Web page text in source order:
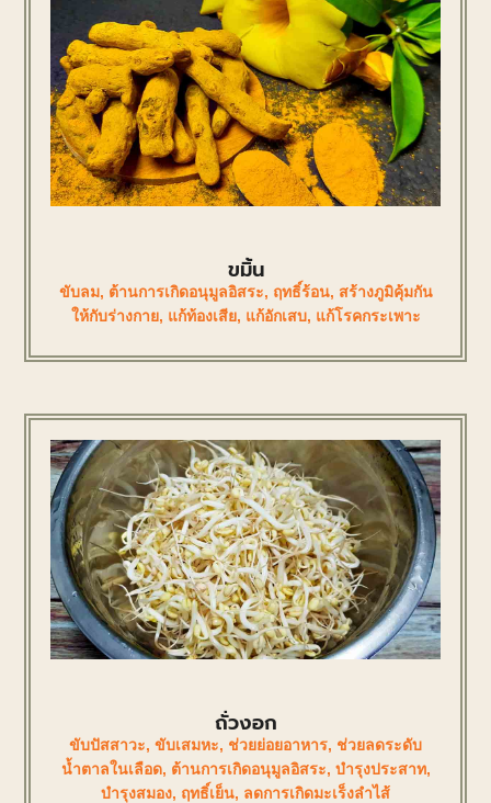
ขมิ้น
ขับลม, ต้านการเกิดอนุมูลอิสระ, ฤทธิ์ร้อน, สร้างภูมิคุ้มกัน
ให้กับร่างกาย, แก้ท้องเสีย, แก้อักเสบ, แก้โรคกระเพาะ
ถั่วงอก
ขับปัสสาวะ, ขับเสมหะ, ช่วยย่อยอาหาร, ช่วยลดระดับ
น้ำตาลในเลือด, ต้านการเกิดอนุมูลอิสระ, บำรุงประสาท,
บำรุงสมอง, ฤทธิ์เย็น, ลดการเกิดมะเร็งลำไส้